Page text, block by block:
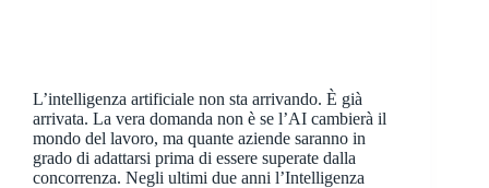
L’intelligenza artificiale non sta arrivando. È già
arrivata. La vera domanda non è se l’AI cambierà il
mondo del lavoro, ma quante aziende saranno in
grado di adattarsi prima di essere superate dalla
concorrenza. Negli ultimi due anni l’Intelligenza